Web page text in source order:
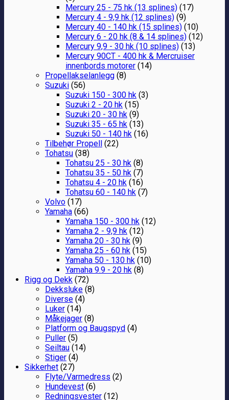
Mercury 25 - 75 hk (13 splines) (17)
Mercury 4 - 9,9 hk (12 splines) (9)
Mercury 40 - 140 hk (15 splines) (10)
Mercury 6 - 20 hk (8 & 14 splines) (12)
Mercury 9,9 - 30 hk (10 splines) (13)
Mercury 90CT - 400 hk & Mercruiser
innenbords motorer (14)
Propellakselanlegg (8)
Suzuki (56)
Suzuki 150 - 300 hk (3)
Suzuki 2 - 20 hk (15)
Suzuki 20 - 30 hk (9)
Suzuki 35 - 65 hk (13)
Suzuki 50 - 140 hk (16)
Tilbehør Propell (22)
Tohatsu (38)
Tohatsu 25 - 30 hk (8)
Tohatsu 35 - 50 hk (7)
Tohatsu 4 - 20 hk (16)
Tohatsu 60 - 140 hk (7)
Volvo (17)
Yamaha (66)
Yamaha 150 - 300 hk (12)
Yamaha 2 - 9,9 hk (12)
Yamaha 20 - 30 hk (9)
Yamaha 25 - 60 hk (15)
Yamaha 50 - 130 hk (10)
Yamaha 9.9 - 20 hk (8)
Rigg og Dekk (72)
Dekksluke (8)
Diverse (4)
Luker (14)
Måkejager (8)
Platform og Baugspyd (4)
Puller (5)
Seiltau (14)
Stiger (4)
Sikkerhet (27)
Flyte/Varmedress (2)
Hundevest (6)
Redningsvester (12)